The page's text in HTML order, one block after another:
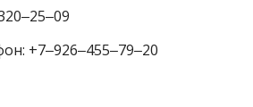
+7‒926‒455‒79‒20